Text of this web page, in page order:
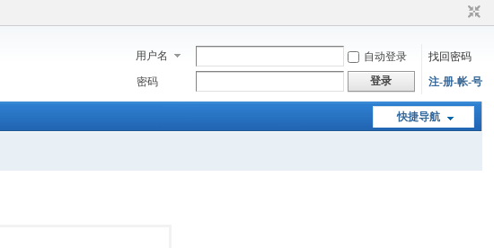
用户名 自动登录
找回密码
密码
登录 注-册-帐-号
快捷导航